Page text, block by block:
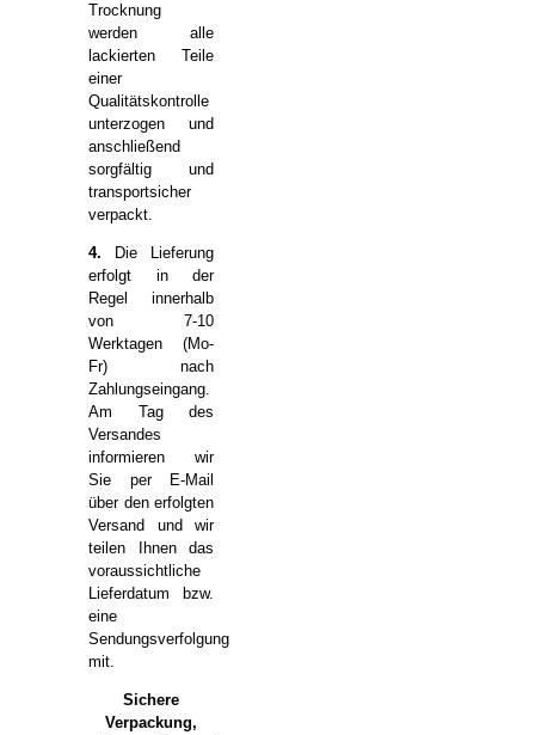
Trocknung
werden alle
lackierten Teile
einer
Qualitätskontrolle
unterzogen und
anschließend
sorgfältig und
transportsicher
verpackt.
4. Die Lieferung
erfolgt in der
Regel innerhalb
von 7-10
Werktagen (Mo-
Fr) nach
Zahlungseingang.
Am Tag des
Versandes
informieren wir
Sie per E-Mail
über den erfolgten
Versand und wir
teilen Ihnen das
voraussichtliche
Lieferdatum bzw.
eine
Sendungsverfolgung
mit.
Sichere
Verpackung,